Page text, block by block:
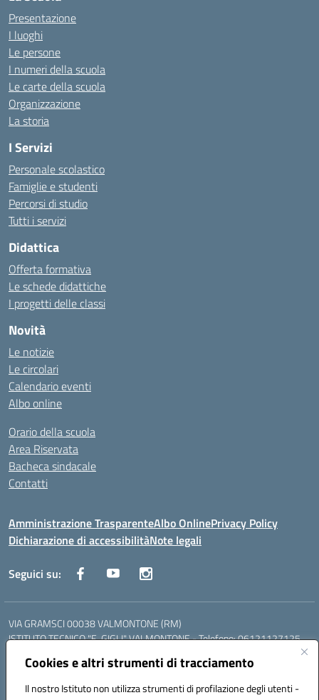
Cookies e altri strumenti di tracciamento
Il nostro Istituto non utilizza strumenti di profilazione degli utenti -
Presentazione
I luoghi
Le persone
I numeri della scuola
Le carte della scuola
Organizzazione
La storia
I Servizi
Personale scolastico
Famiglie e studenti
Percorsi di studio
Tutti i servizi
Didattica
Offerta formativa
Le schede didattiche
I progetti delle classi
Novità
Le notizie
Le circolari
Calendario eventi
Albo online
Orario della scuola
Area Riservata
Bacheca sindacale
Contatti
Amministrazione TrasparenteAlbo OnlinePrivacy Policy
Dichiarazione di accessibilitàNote legali
Seguici su:
VIA GRAMSCI 00038 VALMONTONE (RM)
ISTITUTO TECNICO "E. GIGLI" VALMONTONE - Telefono: 06121127125
06121126825
LICEO DELLE SCIENZE UMANE "P.L. NERVI" SEGNI - Telefono: